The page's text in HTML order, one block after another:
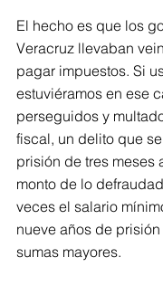
El hecho es que los
Veracruz llevaban
pagar impuestos. Si
estuviéramos en ese
perseguidos y
fiscal, un delito que
prisión de tres meses
monto de lo
veces el salario
nueve años de
sumas mayores.